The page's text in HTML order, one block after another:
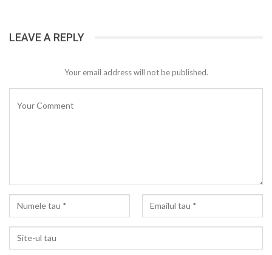
LEAVE A REPLY
Your email address will not be published.